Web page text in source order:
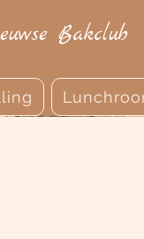
Bakclub